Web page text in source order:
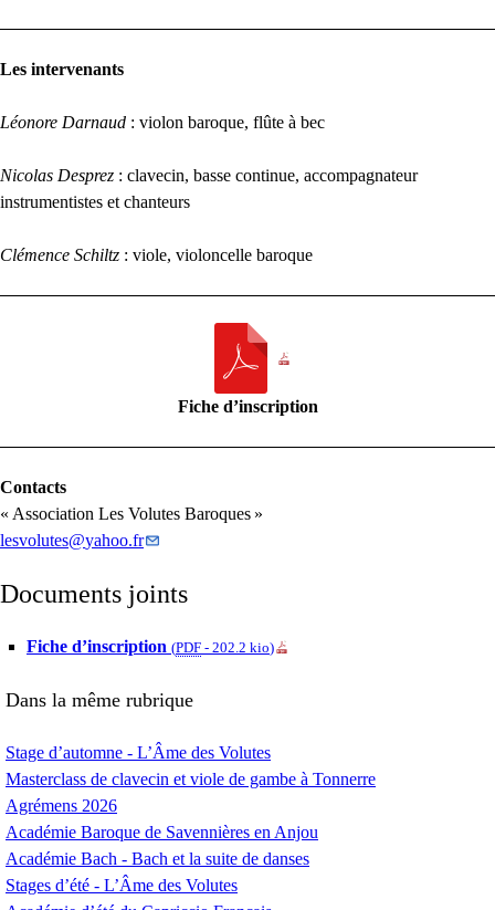
Les intervenants
Léonore Darnaud : violon baroque, flûte à bec
Nicolas Desprez : clavecin, basse continue, accompagnateur
instrumentistes et chanteurs
Clémence Schiltz : viole, violoncelle baroque
Fiche d’inscription
Contacts
« Association Les Volutes Baroques »
lesvolutes@yahoo.fr
Documents joints
Fiche d’inscription (PDF - 202.2 kio)
Dans la même rubrique
Stage d’automne - L’Âme des Volutes
Masterclass de clavecin et viole de gambe à Tonnerre
Agrémens 2026
Académie Baroque de Savennières en Anjou
Académie Bach - Bach et la suite de danses
Stages d’été - L’Âme des Volutes